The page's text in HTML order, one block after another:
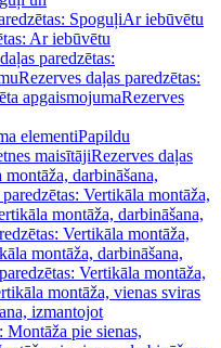
SpoguļiAr iebūvētu
Ar iebūvētu
paredzētas:
Rezerves daļas paredzētas:
apgaismojumaRezerves
elementiPapildu
maisītājiRezerves daļas
darbināšana,
Vertikāla montāža,
montāža, darbināšana,
Vertikāla montāža,
montāža, darbināšana,
Vertikāla montāža,
montāža, vienas sviras
izmantojot
Montāža pie sienas,